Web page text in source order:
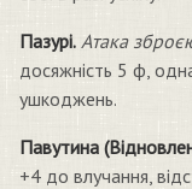
Пазурі. Атака
досяжність 5 ф,
ушкоджень.
Павутина
+4 до влучання,